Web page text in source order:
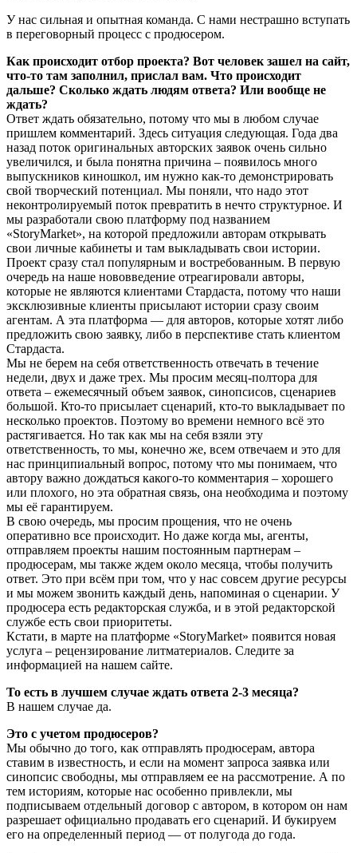
У нас сильная и опытная команда. С нами нестрашно вступать
в переговорный процесс с продюсером.
Как происходит отбор проекта? Вот человек зашел на сайт,
что-то там заполнил, прислал вам. Что происходит
дальше? Сколько ждать людям ответа? Или вообще не
ждать?
Ответ ждать обязательно, потому что мы в любом случае
пришлем комментарий. Здесь ситуация следующая. Года два
назад поток оригинальных авторских заявок очень сильно
увеличился, и была понятна причина – появилось много
выпускников киношкол, им нужно как-то демонстрировать
свой творческий потенциал. Мы поняли, что надо этот
неконтролируемый поток превратить в нечто структурное. И
мы разработали свою платформу под названием
«StoryMarket», на которой предложили авторам открывать
свои личные кабинеты и там выкладывать свои истории.
Проект сразу стал популярным и востребованным. В первую
очередь на наше нововведение отреагировали авторы,
которые не являются клиентами Стардаста, потому что наши
эксклюзивные клиенты присылают истории сразу своим
агентам. А эта платформа — для авторов, которые хотят либо
предложить свою заявку, либо в перспективе стать клиентом
Стардаста.
Мы не берем на себя ответственность отвечать в течение
недели, двух и даже трех. Мы просим месяц-полтора для
ответа – ежемесячный объем заявок, синопсисов, сценариев
большой. Кто-то присылает сценарий, кто-то выкладывает по
несколько проектов. Поэтому во времени немного всё это
растягивается. Но так как мы на себя взяли эту
ответственность, то мы, конечно же, всем отвечаем и это для
нас принципиальный вопрос, потому что мы понимаем, что
автору важно дождаться какого-то комментария – хорошего
или плохого, но эта обратная связь, она необходима и поэтому
мы её гарантируем.
В свою очередь, мы просим прощения, что не очень
оперативно все происходит. Но даже когда мы, агенты,
отправляем проекты нашим постоянным партнерам –
продюсерам, мы также ждем около месяца, чтобы получить
ответ. Это при всём при том, что у нас совсем другие ресурсы
и мы можем звонить каждый день, напоминая о сценарии. У
продюсера есть редакторская служба, и в этой редакторской
службе есть свои приоритеты.
Кстати, в марте на платформе «StoryMarket» появится новая
услуга – рецензирование литматериалов. Следите за
информацией на нашем сайте.
То есть в лучшем случае ждать ответа 2-3 месяца?
В нашем случае да.
Это с учетом продюсеров?
Мы обычно до того, как отправлять продюсерам, автора
ставим в известность, и если на момент запроса заявка или
синопсис свободны, мы отправляем ее на рассмотрение. А по
тем историям, которые нас особенно привлекли, мы
подписываем отдельный договор с автором, в котором он нам
разрешает официально продавать его сценарий. И букируем
его на определенный период — от полугода до года.